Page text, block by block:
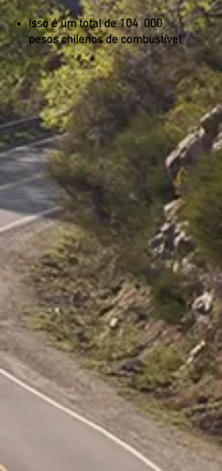
Isso é um total de 104 000
pesos chilenos de combustível
Melipeuco